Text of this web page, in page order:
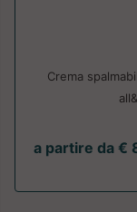
Crema
a partire da €